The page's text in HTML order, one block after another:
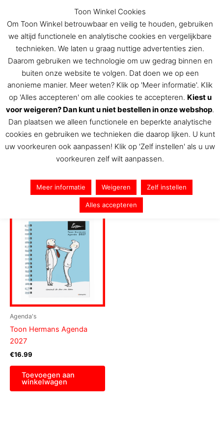
inhoud
De Toon Hermans winkel
Home/ Agenda's
Agenda's
Agenda's
Toon Hermans Agenda
2027
€16.99
Toevoegen aan
winkelwagen
Toon Winkel Cookies
Om Toon Winkel betrouwbaar en veilig te houden, gebruiken
we altijd functionele en analytische cookies en vergelijkbare
technieken. We laten u graag nuttige advertenties zien.
Daarom gebruiken we technologie om uw gedrag binnen en
buiten onze website te volgen. Dat doen we op een
anonieme manier. Meer weten? Klik op 'Meer informatie'. Klik
op 'Alles accepteren' om alle cookies te accepteren. Kiest u
voor weigeren? Dan kunt u niet bestellen in onze webshop.
Dan plaatsen we alleen functionele en beperkte analytische
cookies en gebruiken we technieken die daarop lijken. U kunt
uw voorkeuren ook aanpassen! Klik op 'Zelf instellen' als u uw
voorkeuren zelf wilt aanpassen.
Meer informatie Weigeren Zelf instellen
Alles accepteren